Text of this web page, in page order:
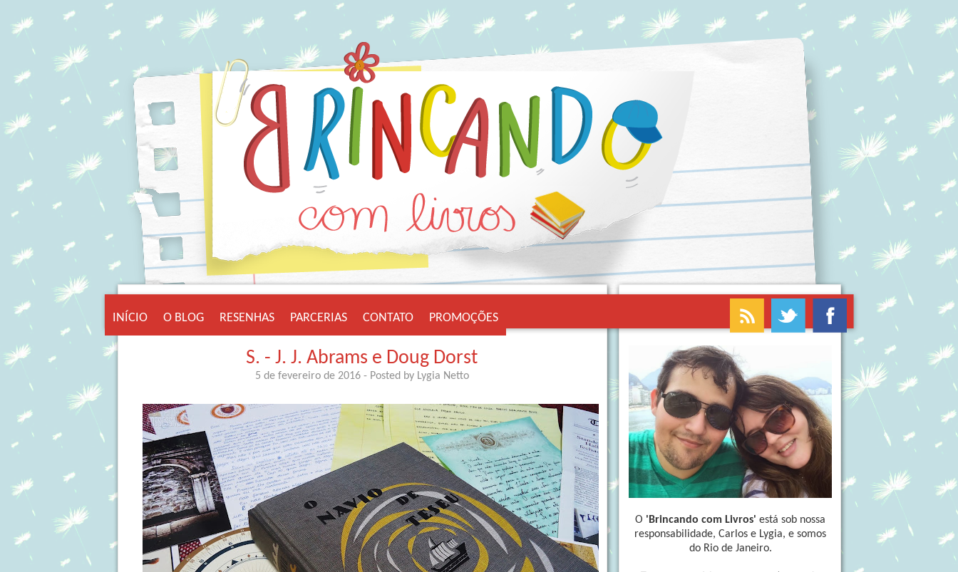
INÍCIO O BLOG RESENHAS PARCERIAS CONTATO PROMOÇÕES
S. - J. J. Abrams e Doug Dorst
5 de fevereiro de 2016 - Posted by Lygia Netto
O 'Brincando com Livros' está sob nossa
responsabilidade, Carlos e Lygia, e somos
do Rio de Janeiro.